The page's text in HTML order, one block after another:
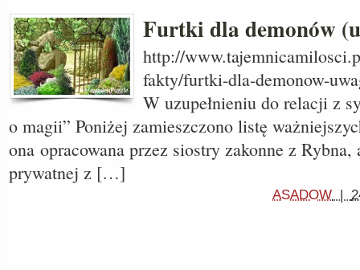
Furtki dla demonów
http://
fakty/furtki-dla-demonow-
W uzupełnieniu do relacji z
o magii” Poniżej zamieszczono listę
ona opracowana przez siostry zakonne z
prywatnej z […]
ASADOW |